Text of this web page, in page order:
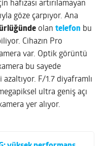
hafızası artırılamayan
göze çarpıyor. Ana
olantelefon bu
Cihazın Pro
var. Optik görüntü
bu sayede
F/1.7 diyaframlı
ultra geniş açı
yer alıyor.